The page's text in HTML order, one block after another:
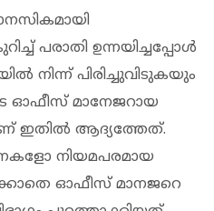
പരാതി ഉന്നയിച്ചപ്പോൾ
നിന്ന് പിരിച്ചുവിടുകയും
മാനേജറായ
ഇതിൽ ആദ്യത്തേത്.
നിയമപരമായ
ഓഫീസ് മാനജറെ